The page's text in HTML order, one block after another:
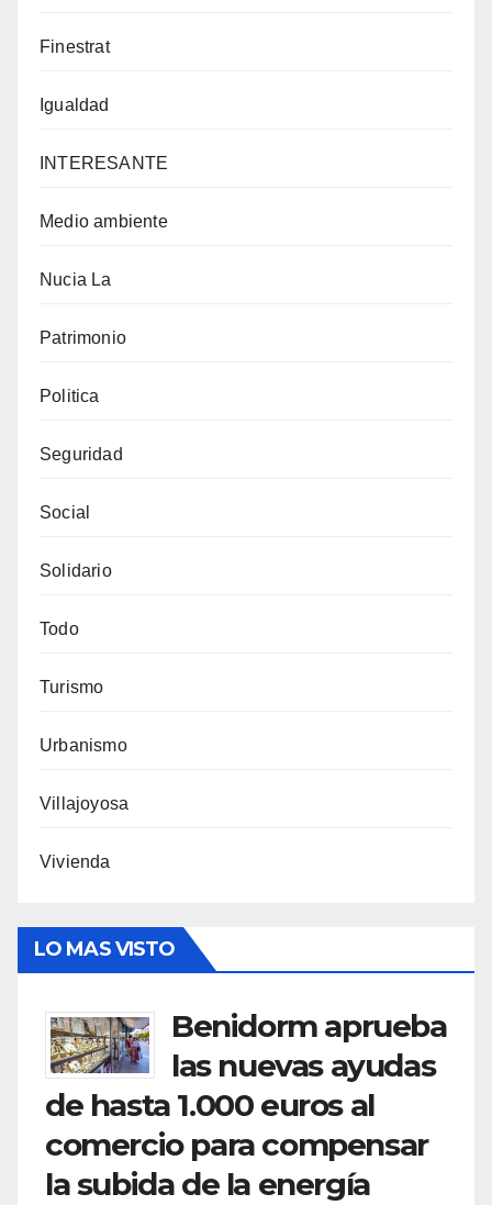
Finestrat
Igualdad
INTERESANTE
Medio ambiente
Nucia La
Patrimonio
Politica
Seguridad
Social
Solidario
Todo
Turismo
Urbanismo
Villajoyosa
Vivienda
LO MAS VISTO
Benidorm aprueba
las nuevas ayudas
de hasta 1.000 euros al
comercio para compensar
la subida de la energía